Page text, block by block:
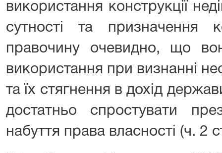
використання конструкції
сутності та призначення
правочину очевидно, що
використання при визнанні
та їх стягнення в дохід
достатньо спростувати
набуття права власності (ч. 2